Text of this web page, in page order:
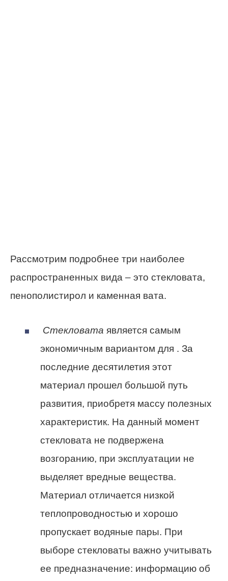
Рассмотрим подробнее три наиболее
распространенных вида – это стекловата,
пенополистирол и каменная вата.
Стекловата является самым
экономичным вариантом для . За
последние десятилетия этот
материал прошел большой путь
развития, приобретя массу полезных
характеристик. На данный момент
стекловата не подвержена
возгоранию, при эксплуатации не
выделяет вредные вещества.
Материал отличается низкой
теплопроводностью и хорошо
пропускает водяные пары. При
выборе стекловаты важно учитывать
ее предназначение: информацию об